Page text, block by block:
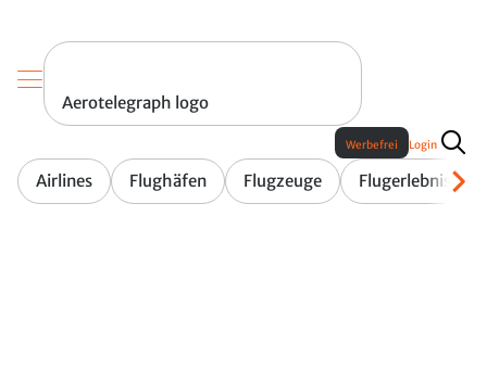
Aerotelegraph logo
Airlines Flughäfen Flugzeuge Flugerlebnis
Werbefrei Login